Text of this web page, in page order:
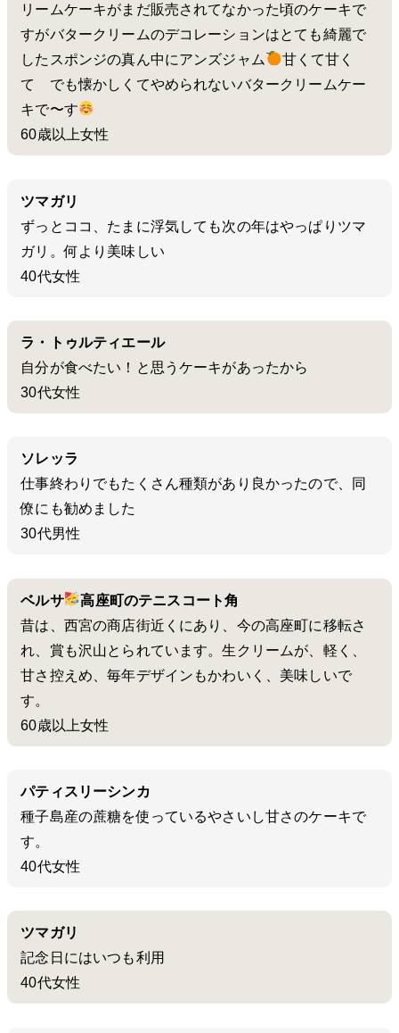
リームケーキがまだ販売されてなかった頃のケーキで
すがバタークリームのデコレーションはとても綺麗で
したスポンジの真ん中にアンズジャム
甘くて甘く
て でも懐かしくてやめられないバタークリームケー
キで〜す
60歳以上女性
ツマガリ
ずっとココ、たまに浮気しても次の年はやっぱりツマ
ガリ。何より美味しい
40代女性
ラ・トゥルティエール
自分が食べたい！と思うケーキがあったから
30代女性
ソレッラ
仕事終わりでもたくさん種類があり良かったので、同
僚にも勧めました
30代男性
ベルサ
高座町のテニスコート角
昔は、西宮の商店街近くにあり、今の高座町に移転さ
れ、賞も沢山とられています。生クリームが、軽く、
甘さ控えめ、毎年デザインもかわいく、美味しいで
す。
60歳以上女性
パティスリーシンカ
種子島産の蔗糖を使っているやさいし甘さのケーキで
す。
40代女性
ツマガリ
記念日にはいつも利用
40代女性